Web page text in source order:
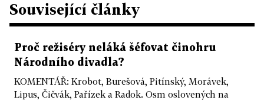
Související články
Proč režiséry neláká šéfovat činohru
Národního divadla?
KOMENTÁŘ: Krobot, Burešová, Pitínský, Morávek,
Lipus, Čičvák, Pařízek a Radok. Osm oslovených na